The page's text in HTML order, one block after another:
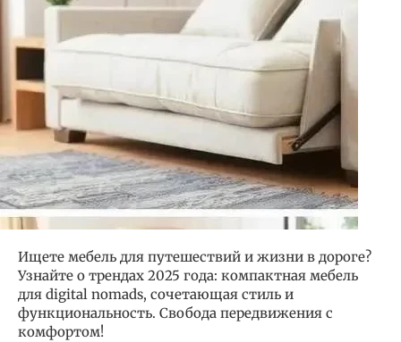
Ищете мебель для путешествий и жизни в дороге?
Узнайте о трендах 2025 года: компактная мебель
для digital nomads, сочетающая стиль и
функциональность. Свобода передвижения с
комфортом!